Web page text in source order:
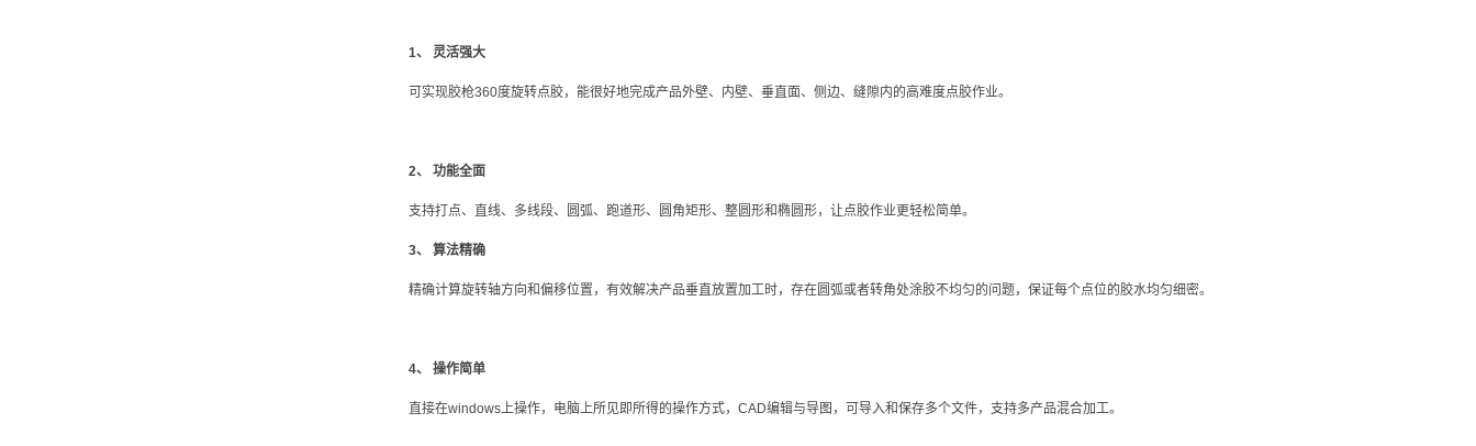
1、 灵活强大
可实现胶枪360度旋转点胶，能很好地完成产品外壁、内壁、垂直面、侧边、缝隙内的高难度点胶作业。
2、 功能全面
支持打点、直线、多线段、圆弧、跑道形、圆角矩形、整圆形和椭圆形，让点胶作业更轻松简单。
3、 算法精确
精确计算旋转轴方向和偏移位置，有效解决产品垂直放置加工时，存在圆弧或者转角处涂胶不均匀的问题，保证每个点位的胶水均匀细密。
4、 操作简单
直接在windows上操作，电脑上所见即所得的操作方式，CAD编辑与导图，可导入和保存多个文件，支持多产品混合加工。